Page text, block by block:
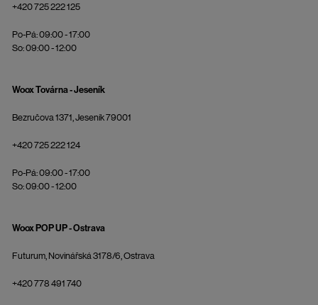
+420 725 222 125
Po-Pá: 09:00 - 17:00
So: 09:00 - 12:00
Woox Továrna - Jeseník
Bezručova 1371, Jeseník 79001
+420 725 222 124
Po-Pá: 09:00 - 17:00
So: 09:00 - 12:00
Woox POP UP - Ostrava
Futurum, Novinářská 3178/6, Ostrava
+420 778 491 740